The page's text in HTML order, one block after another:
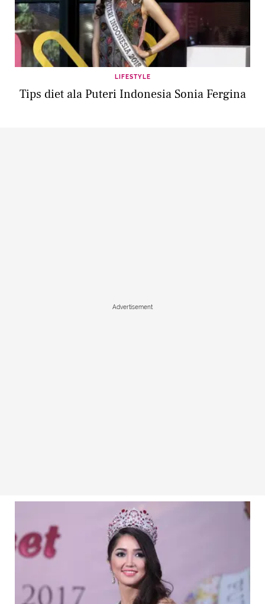
LIFESTYLE
Tips diet ala Puteri Indonesia Sonia Fergina
Advertisement